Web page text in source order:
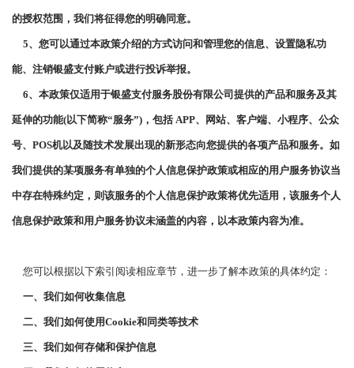
的授权范围，我们将征得您的明确同意。
5、您可以通过本政策介绍的方式访问和管理您的信息、设置隐私功
能、注销银盛支付账户或进行投诉举报。
6、本政策仅适用于银盛支付服务股份有限公司提供的产品和服务及其
延伸的功能(以下简称“服务”)，包括 APP、网站、客户端、小程序、公众
号、POS机以及随技术发展出现的新形态向您提供的各项产品和服务。如
我们提供的某项服务有单独的个人信息保护政策或相应的用户服务协议当
中存在特殊约定，则该服务的个人信息保护政策将优先适用，该服务个人
信息保护政策和用户服务协议未涵盖的内容，以本政策内容为准。
您可以根据以下索引阅读相应章节，进一步了解本政策的具体约定：
一、我们如何收集信息
二、我们如何使用Cookie和同类等技术
三、我们如何存储和保护信息